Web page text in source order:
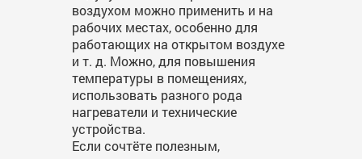
воздухом можно применить и на
рабочих местах, особенно для
работающих на открытом воздухе
и т. д. Можно, для повышения
температуры в помещениях,
использовать разного рода
нагреватели и технические
устройства.
Если сочтёте полезным,